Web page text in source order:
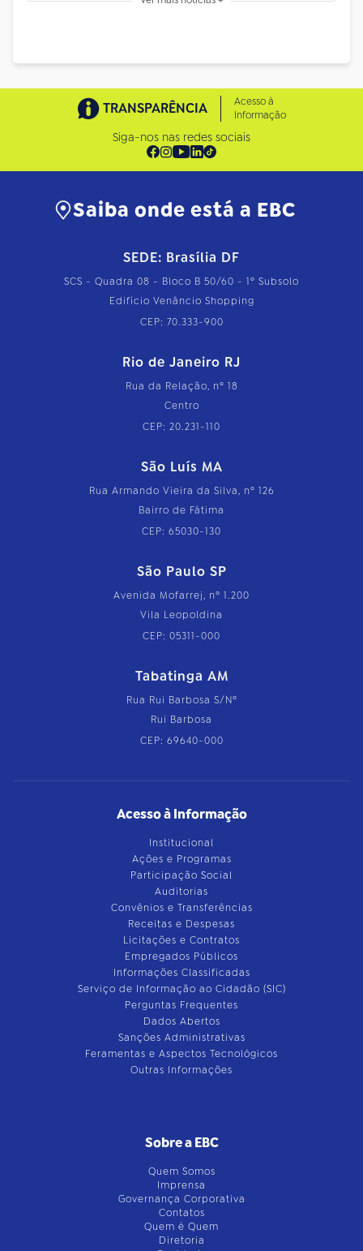
TRANSPARÊNCIA
Acesso à
Informação
Siga-nos nas redes sociais
Saiba onde está a EBC
SEDE: Brasília DF
SCS - Quadra 08 - Bloco B 50/60 - 1º Subsolo
Edifício Venâncio Shopping
CEP: 70.333-900
Rio de Janeiro RJ
Rua da Relação, nº 18
Centro
CEP: 20.231-110
São Luís MA
Rua Armando Vieira da Silva, nº 126
Bairro de Fátima
CEP: 65030-130
São Paulo SP
Avenida Mofarrej, nº 1.200
Vila Leopoldina
CEP: 05311-000
Tabatinga AM
Rua Rui Barbosa S/Nº
Rui Barbosa
CEP: 69640-000
Acesso à Informação
Institucional
Ações e Programas
Participação Social
Auditorias
Convênios e Transferências
Receitas e Despesas
Licitações e Contratos
Empregados Públicos
Informações Classificadas
Serviço de Informação ao Cidadão (SIC)
Perguntas Frequentes
Dados Abertos
Sanções Administrativas
Feramentas e Aspectos Tecnológicos
Outras Informações
Sobre a EBC
Quem Somos
Imprensa
Governança Corporativa
Contatos
Quem é Quem
Diretoria